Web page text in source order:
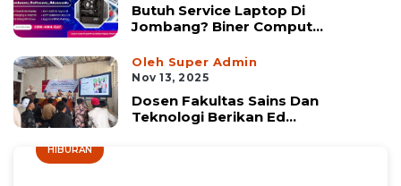
Butuh Service Laptop Di
Jombang? Biner Comput...
Oleh Super Admin
Nov 13, 2025
Dosen Fakultas Sains Dan
Teknologi Berikan Ed...
HIBURAN